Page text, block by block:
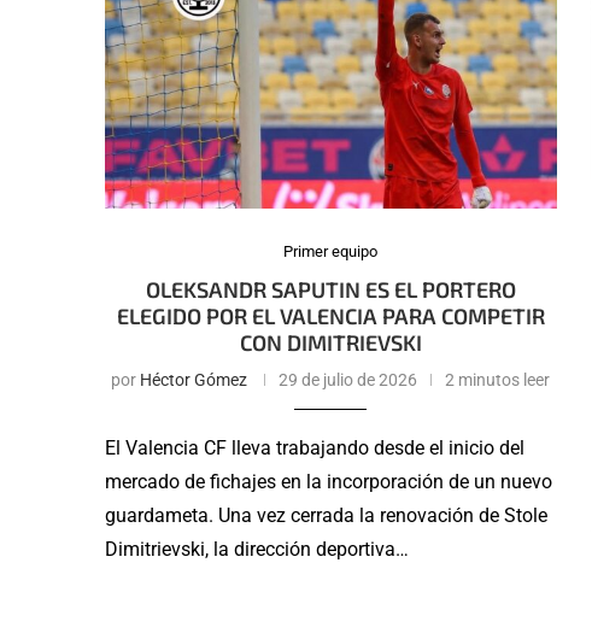
Primer equipo
OLEKSANDR SAPUTIN ES EL PORTERO
ELEGIDO POR EL VALENCIA PARA COMPETIR
CON DIMITRIEVSKI
por Héctor Gómez 29 de julio de 2026 2 minutos leer
El Valencia CF lleva trabajando desde el inicio del
mercado de fichajes en la incorporación de un nuevo
guardameta. Una vez cerrada la renovación de Stole
Dimitrievski, la dirección deportiva…